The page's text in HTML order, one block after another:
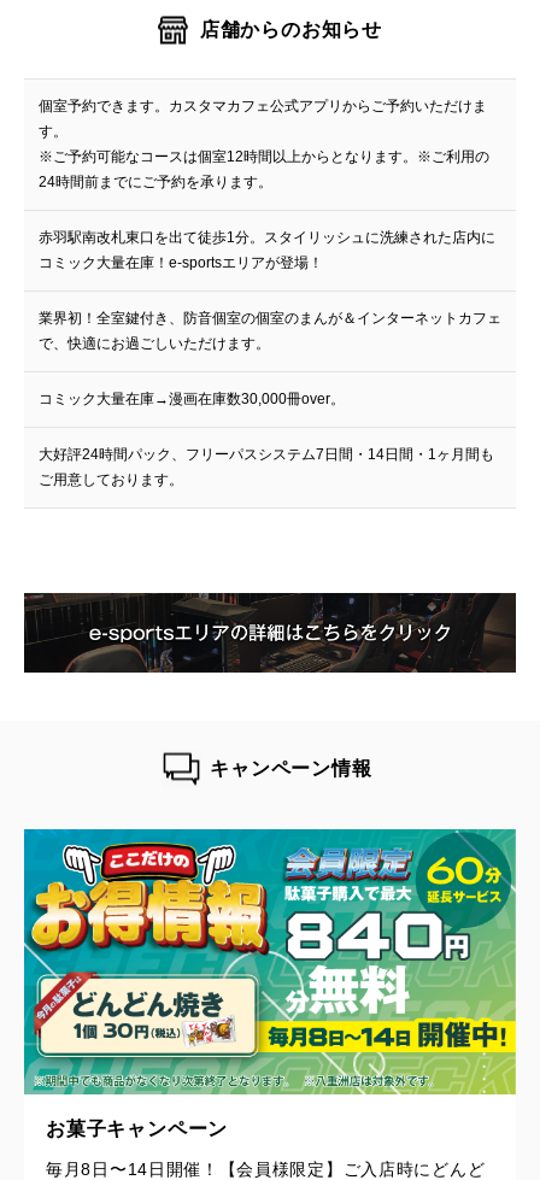
店舗からのお知らせ
個室予約できます。カスタマカフェ公式アプリからご予約いただけま
す。
※ご予約可能なコースは個室12時間以上からとなります。※ご利用の
24時間前までにご予約を承ります。
赤羽駅南改札東口を出て徒歩1分。スタイリッシュに洗練された店内に
コミック大量在庫！e-sportsエリアが登場！
業界初！全室鍵付き、防音個室の個室のまんが＆インターネットカフェ
で、快適にお過ごしいただけます。
コミック大量在庫→漫画在庫数30,000冊over。
大好評24時間パック、フリーパスシステム7日間・14日間・1ヶ月間も
ご用意しております。
キャンペーン情報
お菓子キャンペーン
毎月8日〜14日開催！【会員様限定】ご入店時にどんど